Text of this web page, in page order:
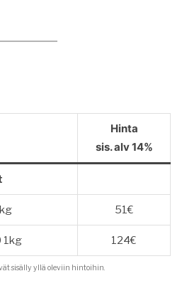
Hinta
sis. alv 14%
51€
1kg 124€
sisälly yllä oleviin hintoihin.